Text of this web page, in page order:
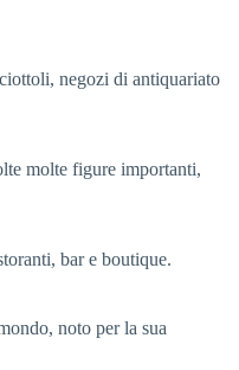
negozi di antiquariato
molte figure importanti,
bar e boutique.
noto per la sua